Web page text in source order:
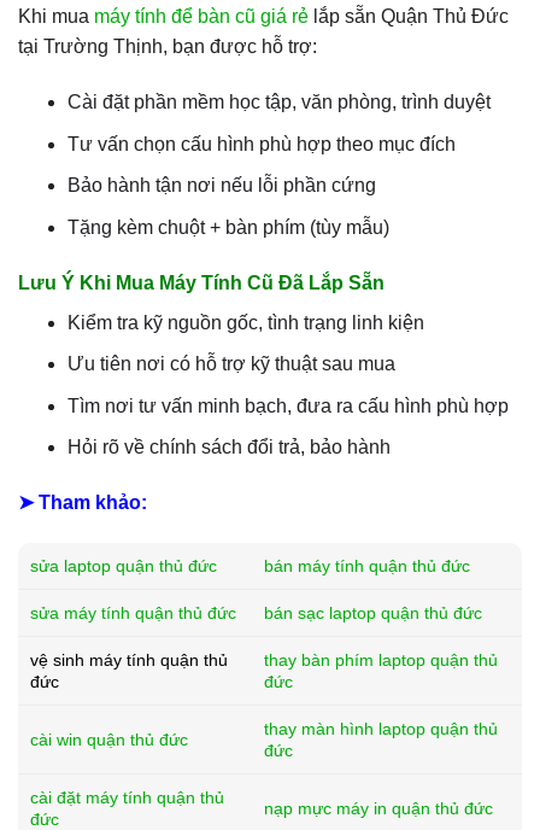
Khi mua máy tính để bàn cũ giá rẻ lắp sẵn Quận Thủ Đức
tại Trường Thịnh, bạn được hỗ trợ:
Cài đặt phần mềm học tập, văn phòng, trình duyệt
Tư vấn chọn cấu hình phù hợp theo mục đích
Bảo hành tận nơi nếu lỗi phần cứng
Tặng kèm chuột + bàn phím (tùy mẫu)
Lưu Ý Khi Mua Máy Tính Cũ Đã Lắp Sẵn
Kiểm tra kỹ nguồn gốc, tình trạng linh kiện
Ưu tiên nơi có hỗ trợ kỹ thuật sau mua
Tìm nơi tư vấn minh bạch, đưa ra cấu hình phù hợp
Hỏi rõ về chính sách đổi trả, bảo hành
➤ Tham khảo:
sửa laptop quận thủ đức bán máy tính quận thủ đức
sửa máy tính quận thủ đức bán sạc laptop quận thủ đức
vệ sinh máy tính quận thủ
đức
thay bàn phím laptop quận thủ
đức
cài win quận thủ đức
thay màn hình laptop quận thủ
đức
cài đặt máy tính quận thủ
đức
nạp mực máy in quận thủ đức